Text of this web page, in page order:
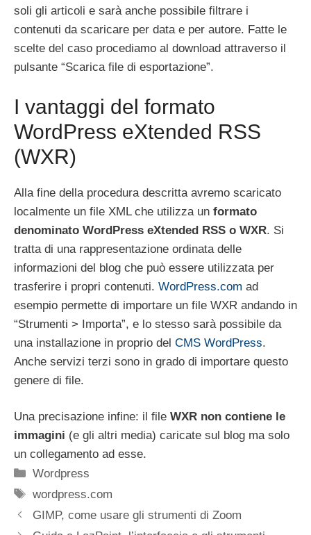
soli gli articoli e sarà anche possibile filtrare i
contenuti da scaricare per data e per autore. Fatte le
scelte del caso procediamo al download attraverso il
pulsante “Scarica file di esportazione”.
I vantaggi del formato
WordPress eXtended RSS
(WXR)
Alla fine della procedura descritta avremo scaricato
localmente un file XML che utilizza un formato
denominato WordPress eXtended RSS o WXR. Si
tratta di una rappresentazione ordinata delle
informazioni del blog che può essere utilizzata per
trasferire i propri contenuti. WordPress.com ad
esempio permette di importare un file WXR andando in
“Strumenti > Importa”, e lo stesso sarà possibile da
una installazione in proprio del CMS WordPress.
Anche servizi terzi sono in grado di importare questo
genere di file.
Una precisazione infine: il file WXR non contiene le
immagini (e gli altri media) caricate sul blog ma solo
un collegamento ad esse.
Categorie
Wordpress
Tag
wordpress.com
GIMP, come usare gli strumenti di Zoom